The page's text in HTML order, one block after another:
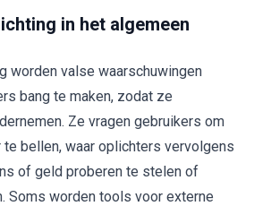
in het algemeen
worden valse waarschuwingen
bang te maken, zodat ze
Ze vragen gebruikers om
bellen, waar oplichters vervolgens
of geld proberen te stelen of
Soms worden tools voor externe